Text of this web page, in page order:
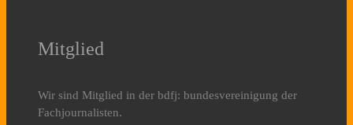
Mitglied
Wir sind Mitglied in der bdfj: bundesvereinigung der
Fachjournalisten.